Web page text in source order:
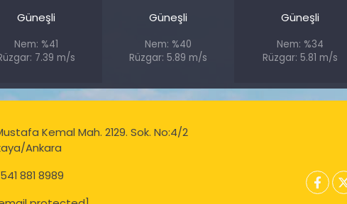
Güneşli
Nem: %41
7.39 m/s
Güneşli
Nem: %40
Rüzgar: 5.89 m/s
Güneşli
Nem: %34
Rüzgar: 5.81 m/s
Kemal Mah. 2129. Sok. No:4/2
Ankara
881 8989